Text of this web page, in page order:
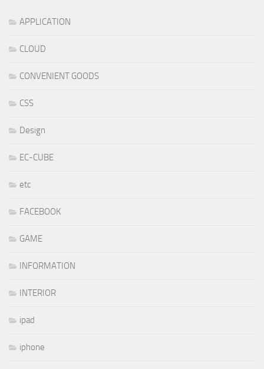
APPLICATION
CLOUD
CONVENIENT GOODS
CSS
Design
EC-CUBE
etc
FACEBOOK
GAME
INFORMATION
INTERIOR
ipad
iphone